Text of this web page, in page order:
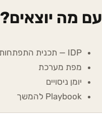
עם מה יוצאים?
IDP — תכנית התפתחות אישית
מפת מערכת
יומן ניסויים
Playbook להמשך